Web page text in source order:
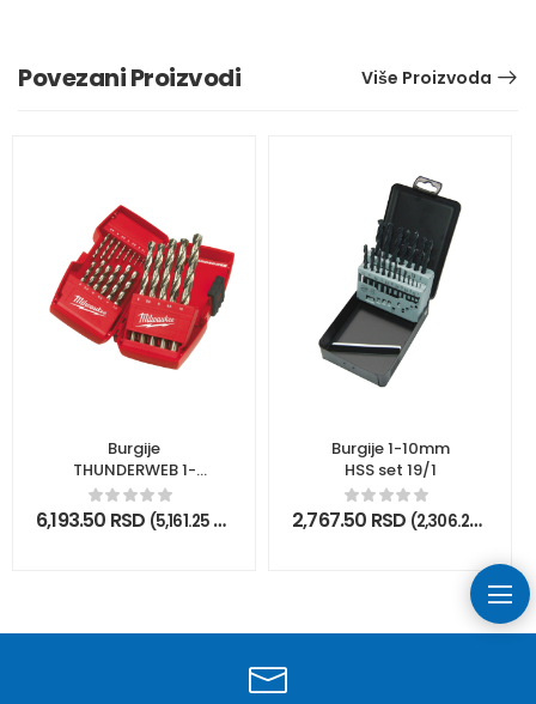
Povezani Proizvodi Više Proizvoda
Burgije
THUNDERWEB 1-
10mm HSS-G set
19/1
6,193.50 RSD (5,161.25 bez PDV)
Burgije 1-10mm
HSS set 19/1
2,767.50 RSD (2,306.25 RSD